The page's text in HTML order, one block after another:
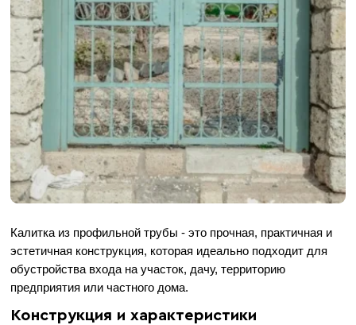
Калитка из профильной трубы - это прочная, практичная и
эстетичная конструкция, которая идеально подходит для
обустройства входа на участок, дачу, территорию
предприятия или частного дома.
Конструкция и характеристики